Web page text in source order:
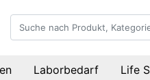
Laborbedarf Life